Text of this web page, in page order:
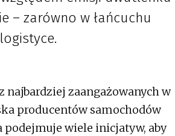
– zarówno w łańcuchu
najbardziej zaangażowanych w
producentów samochodów
podejmuje wiele inicjatyw, aby